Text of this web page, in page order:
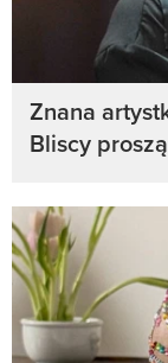
Znana
Bliscy